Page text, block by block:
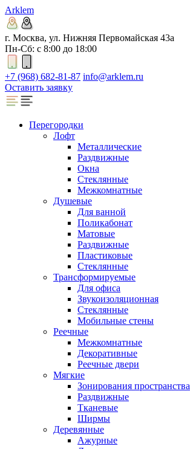
Arklem
г. Москва, ул. Нижняя Первомайская 43а
Пн-Сб: с 8:00 до 18:00
+7 (968) 682-81-87 info@arklem.ru
Оставить заявку
Перегородки
Лофт
Металлические
Раздвижные
Окна
Стеклянные
Межкомнатные
Душевые
Для ванной
Поликабонат
Матовые
Раздвижные
Пластиковые
Стеклянные
Трансформируемые
Для офиса
Звукоизоляционная
Стеклянные
Мобильные стены
Реечные
Межкомнатные
Декоративные
Реечные двери
Мягкие
Зонирования пространства
Раздвижные
Тканевые
Ширмы
Деревянные
Ажурные